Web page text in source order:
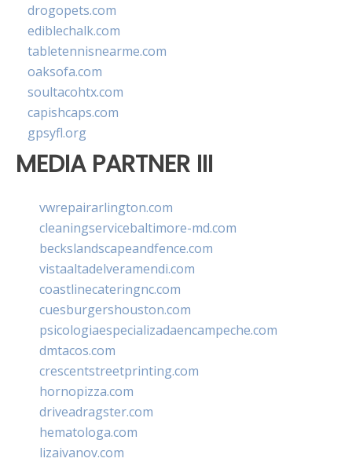
drogopets.com
ediblechalk.com
tabletennisnearme.com
oaksofa.com
soultacohtx.com
capishcaps.com
gpsyfl.org
MEDIA PARTNER III
vwrepairarlington.com
cleaningservicebaltimore-md.com
beckslandscapeandfence.com
vistaaltadelveramendi.com
coastlinecateringnc.com
cuesburgershouston.com
psicologiaespecializadaencampeche.com
dmtacos.com
crescentstreetprinting.com
hornopizza.com
driveadragster.com
hematologa.com
lizaivanov.com